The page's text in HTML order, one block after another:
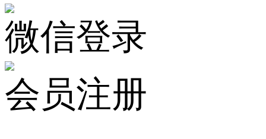
微信登录
会员注册